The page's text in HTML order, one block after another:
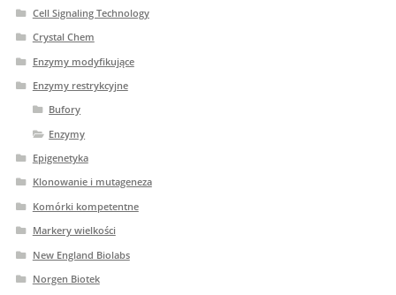
Cell Signaling Technology
Crystal Chem
Enzymy modyfikujące
Enzymy restrykcyjne
Bufory
Enzymy
Epigenetyka
Klonowanie i mutageneza
Komórki kompetentne
Markery wielkości
New England Biolabs
Norgen Biotek